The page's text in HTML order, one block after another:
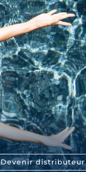
Devenir distributeur